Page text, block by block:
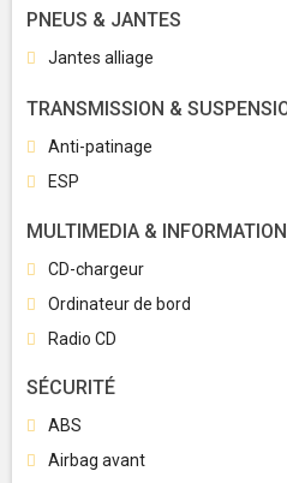
PNEUS & JANTES
Jantes alliage
TRANSMISSION &
Anti-patinage
ESP
MULTIMEDIA & INFORMATION
CD-chargeur
Ordinateur de bord
Radio CD
SÉCURITÉ
ABS
Airbag avant